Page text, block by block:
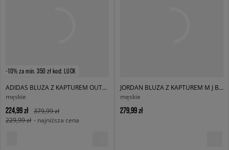
-10% za min. 350 zł kod: LUCK
ADIDAS BLUZA Z KAPTUREM OUTL TREF HDY
męskie
224,99 zł
379,99 zł
229,99 zł - najniższa cena
JORDAN BLUZA Z KAPTUREM M J BRK ST PO HD BB
męskie
279,99 zł